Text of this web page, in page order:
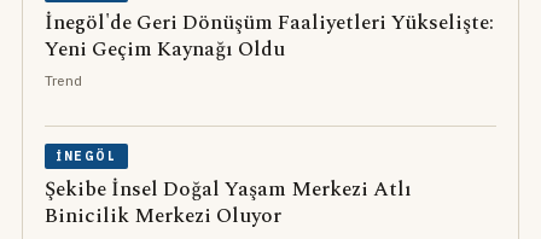
İnegöl'de Geri Dönüşüm Faaliyetleri Yükselişte:
Yeni Geçim Kaynağı Oldu
Trend
İNEGÖL
Şekibe İnsel Doğal Yaşam Merkezi Atlı
Binicilik Merkezi Oluyor